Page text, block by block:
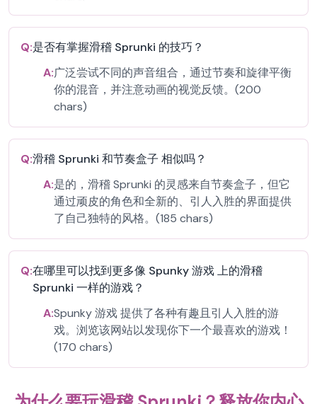
Q:是否有掌握滑稽 Sprunki 的技巧？
A:广泛尝试不同的声音组合，通过节奏和旋律平衡
你的混音，并注意动画的视觉反馈。(200
chars)
Q:滑稽 Sprunki 和节奏盒子 相似吗？
A:是的，滑稽 Sprunki 的灵感来自节奏盒子，但它
通过顽皮的角色和全新的、引人入胜的界面提供
了自己独特的风格。(185 chars)
Q:在哪里可以找到更多像 Spunky 游戏 上的滑稽
Sprunki 一样的游戏？
A:Spunky 游戏 提供了各种有趣且引人入胜的游
戏。浏览该网站以发现你下一个最喜欢的游戏！
(170 chars)